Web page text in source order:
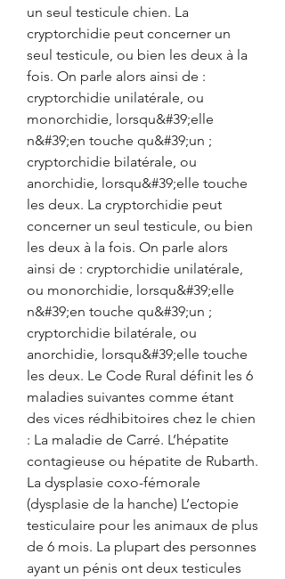
un seul testicule chien. La
cryptorchidie peut concerner un
seul testicule, ou bien les deux à la
fois. On parle alors ainsi de :
cryptorchidie unilatérale, ou
monorchidie, lorsqu&#39;elle
n&#39;en touche qu&#39;un ;
cryptorchidie bilatérale, ou
anorchidie, lorsqu&#39;elle touche
les deux. La cryptorchidie peut
concerner un seul testicule, ou bien
les deux à la fois. On parle alors
ainsi de : cryptorchidie unilatérale,
ou monorchidie, lorsqu&#39;elle
n&#39;en touche qu&#39;un ;
cryptorchidie bilatérale, ou
anorchidie, lorsqu&#39;elle touche
les deux. Le Code Rural définit les 6
maladies suivantes comme étant
des vices rédhibitoires chez le chien
: La maladie de Carré. L’hépatite
contagieuse ou hépatite de Rubarth.
La dysplasie coxo-fémorale
(dysplasie de la hanche) L’ectopie
testiculaire pour les animaux de plus
de 6 mois. La plupart des personnes
ayant un pénis ont deux testicules